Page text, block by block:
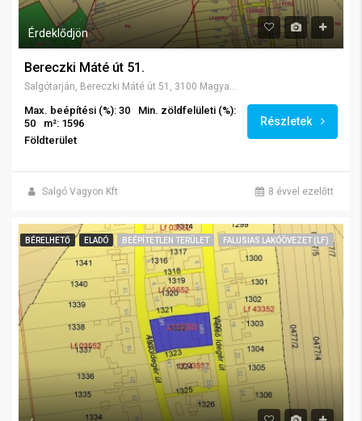
Érdeklődjön
Bereczki Máté út 51.
Max. beépítési (%): 30
Min. zöldfelületi (%):
50
m²: 1596
Földterület
Részletek
Salgó Vagyon Kft 8 évvel ezelőtt
BÉRELHETŐ ELADÓ BEÉPÍTETLEN TERÜLET FALUSIAS LAKÓÖVEZET (LF)